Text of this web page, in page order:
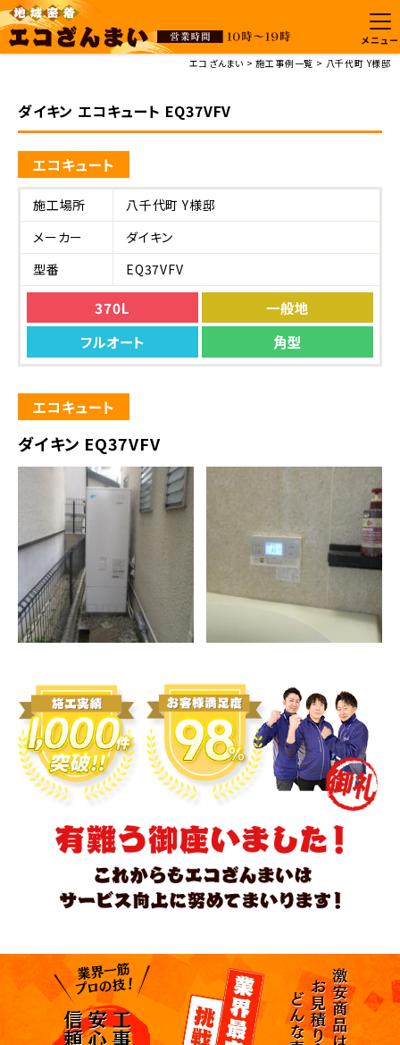
メニュー
エコざんまい
施工事例一覧 八千代町 Y様邸
ダイキン エコキュート EQ37VFV
エコキュート
施工場所
八千代町 Y様邸
メーカー
ダイキン
型番
EQ37VFV
370L
一般地
フルオート
角型
エコキュート
ダイキン EQ37VFV